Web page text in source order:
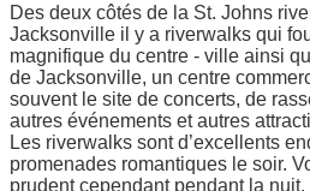
Des deux côtés de la St. Johns
Jacksonville il y a riverwalks qui
magnifique du centre - ville ainsi
de Jacksonville, un centre
souvent le site de concerts, de
autres événements et autres
Les riverwalks sont d’excellents
promenades romantiques le soir.
prudent cependant pendant la nuit.